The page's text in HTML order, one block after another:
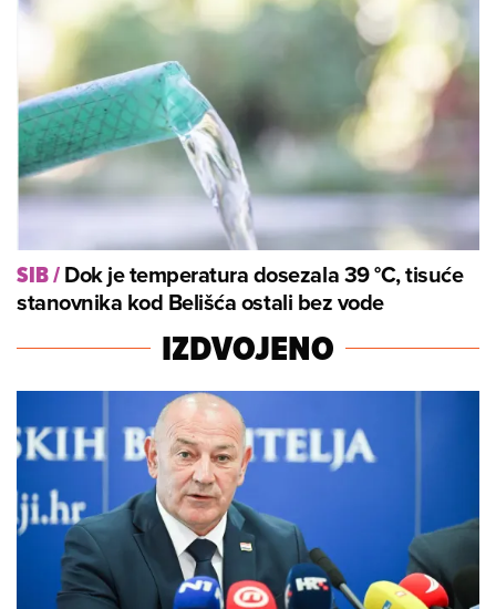
SIB/Dok je temperatura dosezala 39 °C, tisuće
stanovnika kod Belišća ostali bez vode
IZDVOJENO